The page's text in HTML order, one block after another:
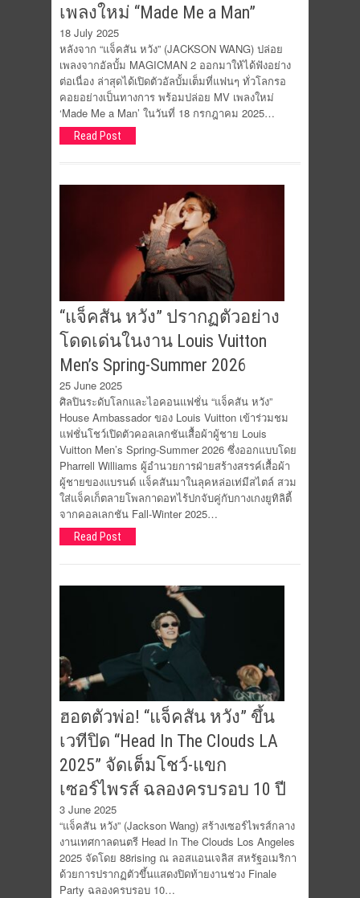
เพลงใหม่ “Made Me a Man”
18 July 2025
หลังจาก “แจ็คสัน หวัง” (JACKSON WANG) ปล่อย
เพลงจากอัลบั้ม MAGICMAN 2 ออกมาให้ได้ฟังอย่าง
ต่อเนื่อง ล่าสุดได้เปิดตัวอัลบั้มเต็มที่แฟนๆ ทั่วโลกรอ
คอยอย่างเป็นทางการ พร้อมปล่อย MV เพลงใหม่
‘Made Me a Man’ ในวันที่ 18 กรกฎาคม 2025…
Read Post
“แจ็คสัน หวัง” ปรากฏตัวอย่าง
โดดเด่นในงาน Louis Vuitton
Men’s Spring-Summer 2026
25 June 2025
ศิลปินระดับโลกและไอคอนแฟชั่น “แจ็คสัน หวัง”
House Ambassador ของ Louis Vuitton เข้าร่วมชม
แฟชั่นโชว์เปิดตัวคอลเลกชันเสื้อผ้าผู้ชาย Louis
Vuitton Men’s Spring-Summer 2026 ซึ่งออกแบบโดย
Pharrell Williams ผู้อำนวยการฝ่ายสร้างสรรค์เสื้อผ้า
ผู้ชายของแบรนด์ แจ็คสันมาในลุคหล่อเท่มีสไตล์ สวม
ใส่แจ็คเก็ตลายโพลกาดอทไร้ปกจับคู่กับกางเกงยูทิลิตี้
จากคอลเลกชัน Fall-Winter 2025…
Read Post
ฮอตตัวพ่อ! “แจ็คสัน หวัง” ขึ้น
เวทีปิด “Head In The Clouds LA
2025” จัดเต็มโชว์-แขก
เซอร์ไพรส์ ฉลองครบรอบ 10 ปี
3 June 2025
“แจ็คสัน หวัง” (Jackson Wang) สร้างเซอร์ไพรส์กลาง
งานเทศกาลดนตรี Head In The Clouds Los Angeles
2025 จัดโดย 88rising ณ ลอสแอนเจลิส สหรัฐอเมริกา
ด้วยการปรากฏตัวขึ้นแสดงปิดท้ายงานช่วง Finale
Party ฉลองครบรอบ 10…